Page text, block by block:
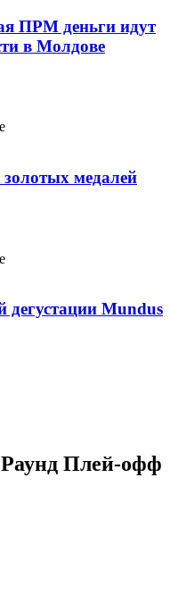
ПРМ деньги идут
в Молдове
медалей
дегустации Mundus
Плей-офф